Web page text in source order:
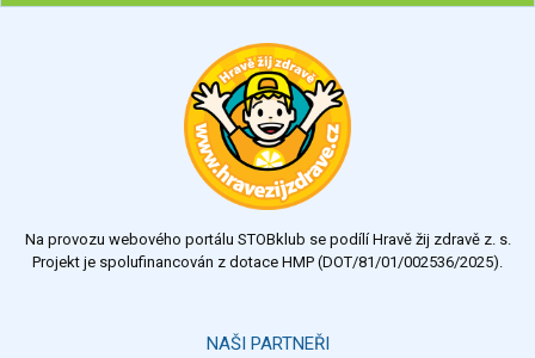
Chcete poradit s hubnutím? Najděte si odborníka STOBu ve
Výsledky Všechny ankety
Na provozu webového portálu STOBklub se podílí Hravě žij zdravě z. s.
Projekt je spolufinancován z dotace HMP (DOT/81/01/002536/2025).
NAŠI PARTNEŘI